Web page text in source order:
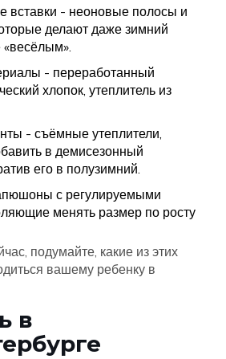
вставки - неоновые полосы и
делают даже зимний
- переработанный
хлопок, утеплитель из
- съёмные утеплители,
в демисезонный
его в полузимний.
с регулируемыми
менять размер по росту
подумайте, какие из этих
вашему ребенку в
в